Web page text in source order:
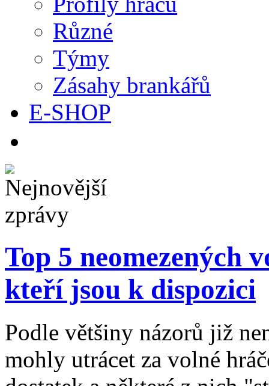
Různé
Týmy
Zásahy brankářů
E-SHOP
Top 5 neomezených
kteří jsou k dispozici
Podle většiny názorů již
mohly utrácet za volné